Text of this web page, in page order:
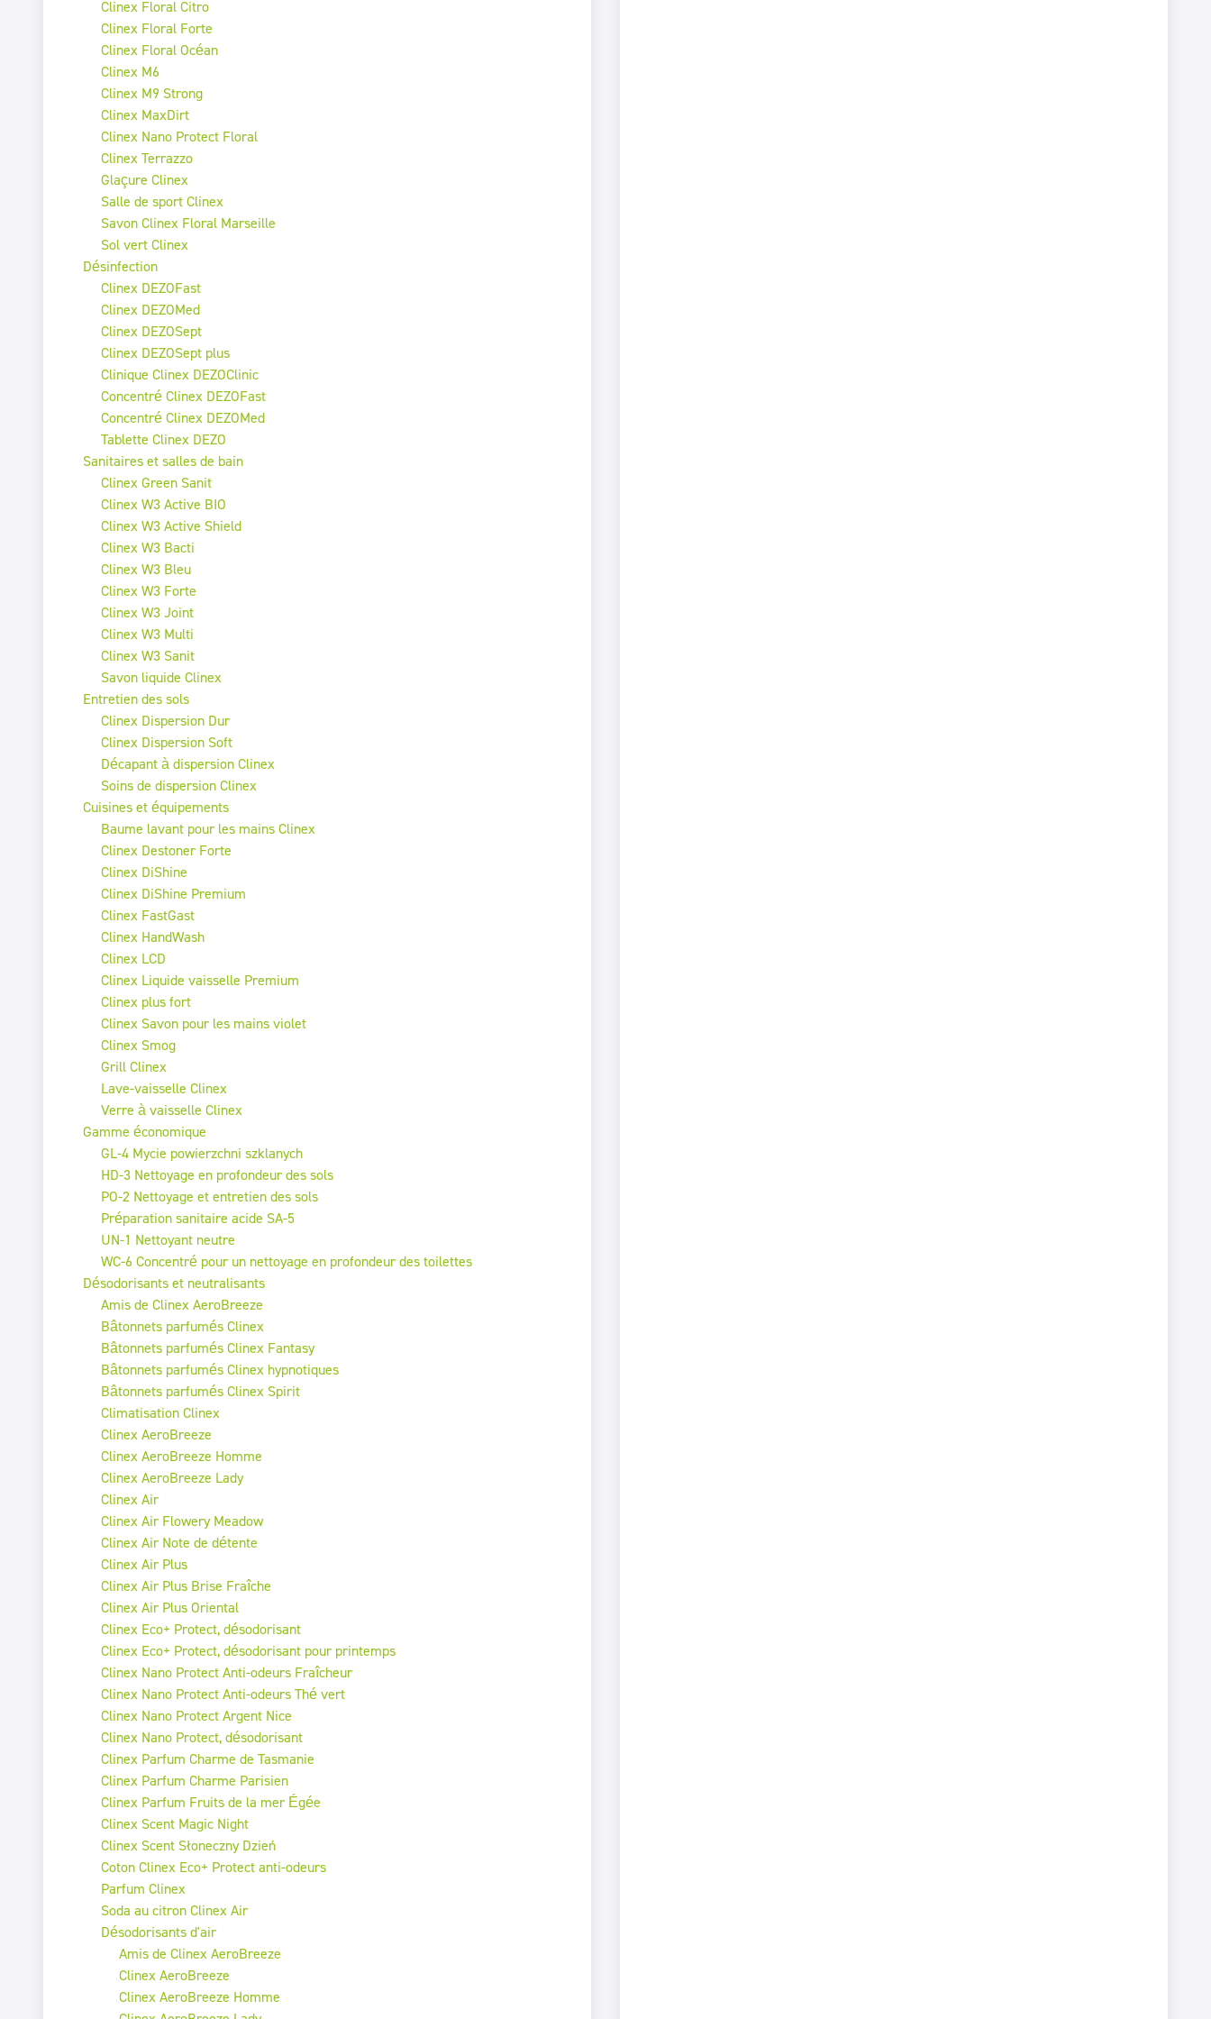
Clinex Floral Citro
Clinex Floral Forte
Clinex Floral Océan
Clinex M6
Clinex M9 Strong
Clinex MaxDirt
Clinex Nano Protect Floral
Clinex Terrazzo
Glaçure Clinex
Salle de sport Clinex
Savon Clinex Floral Marseille
Sol vert Clinex
Désinfection
Clinex DEZOFast
Clinex DEZOMed
Clinex DEZOSept
Clinex DEZOSept plus
Clinique Clinex DEZOClinic
Concentré Clinex DEZOFast
Concentré Clinex DEZOMed
Tablette Clinex DEZO
Sanitaires et salles de bain
Clinex Green Sanit
Clinex W3 Active BIO
Clinex W3 Active Shield
Clinex W3 Bacti
Clinex W3 Bleu
Clinex W3 Forte
Clinex W3 Joint
Clinex W3 Multi
Clinex W3 Sanit
Savon liquide Clinex
Entretien des sols
Clinex Dispersion Dur
Clinex Dispersion Soft
Décapant à dispersion Clinex
Soins de dispersion Clinex
Cuisines et équipements
Baume lavant pour les mains Clinex
Clinex Destoner Forte
Clinex DiShine
Clinex DiShine Premium
Clinex FastGast
Clinex HandWash
Clinex LCD
Clinex Liquide vaisselle Premium
Clinex plus fort
Clinex Savon pour les mains violet
Clinex Smog
Grill Clinex
Lave-vaisselle Clinex
Verre à vaisselle Clinex
Gamme économique
GL-4 Mycie powierzchni szklanych
HD-3 Nettoyage en profondeur des sols
PO-2 Nettoyage et entretien des sols
Préparation sanitaire acide SA-5
UN-1 Nettoyant neutre
WC-6 Concentré pour un nettoyage en profondeur des toilettes
Désodorisants et neutralisants
Amis de Clinex AeroBreeze
Bâtonnets parfumés Clinex
Bâtonnets parfumés Clinex Fantasy
Bâtonnets parfumés Clinex hypnotiques
Bâtonnets parfumés Clinex Spirit
Climatisation Clinex
Clinex AeroBreeze
Clinex AeroBreeze Homme
Clinex AeroBreeze Lady
Clinex Air
Clinex Air Flowery Meadow
Clinex Air Note de détente
Clinex Air Plus
Clinex Air Plus Brise Fraîche
Clinex Air Plus Oriental
Clinex Eco+ Protect, désodorisant
Clinex Eco+ Protect, désodorisant pour printemps
Clinex Nano Protect Anti-odeurs Fraîcheur
Clinex Nano Protect Anti-odeurs Thé vert
Clinex Nano Protect Argent Nice
Clinex Nano Protect, désodorisant
Clinex Parfum Charme de Tasmanie
Clinex Parfum Charme Parisien
Clinex Parfum Fruits de la mer Égée
Clinex Scent Magic Night
Clinex Scent Słoneczny Dzień
Coton Clinex Eco+ Protect anti-odeurs
Parfum Clinex
Soda au citron Clinex Air
Désodorisants d'air
Amis de Clinex AeroBreeze
Clinex AeroBreeze
Clinex AeroBreeze Homme